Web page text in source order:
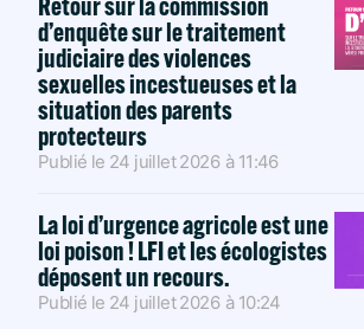
d’enquête sur le traitement
judiciaire des violences
sexuelles incestueuses et la
situation des parents
protecteurs
Publié le 24 juillet 2026 à 11:46
La loi d’urgence agricole est une
loi poison ! LFI et les écologistes
déposent un recours.
Publié le 24 juillet 2026 à 10:24